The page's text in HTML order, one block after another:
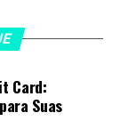
Card:
Suas